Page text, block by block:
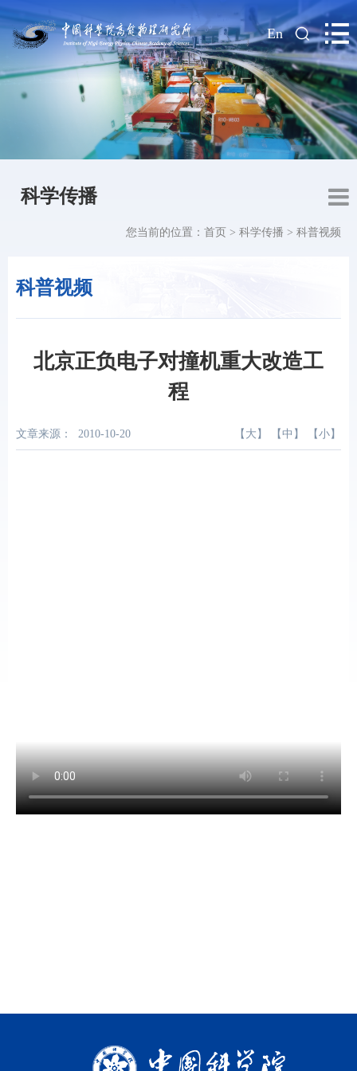
| En
科学传播
科普视频
您当前的位置： 首页 > 科学传播 > 科普视频
北京正负电子对撞机重大改造工
程
文章来源： 2010-10-20 【 大 】 【 中 】 【 小 】